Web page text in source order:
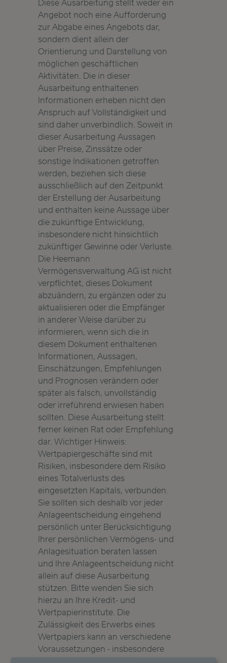
Diese Ausarbeitung stellt weder ein
Angebot noch eine Aufforderung
zur Abgabe eines Angebots dar,
sondern dient allein der
Orientierung und Darstellung von
möglichen geschäftlichen
Aktivitäten. Die in dieser
Ausarbeitung enthaltenen
Informationen erheben nicht den
Anspruch auf Vollständigkeit und
sind daher unverbindlich. Soweit in
dieser Ausarbeitung Aussagen
über Preise, Zinssätze oder
sonstige Indikationen getroffen
werden, beziehen sich diese
ausschließlich auf den Zeitpunkt
der Erstellung der Ausarbeitung
und enthalten keine Aussage über
die zukünftige Entwicklung,
insbesondere nicht hinsichtlich
zukünftiger Gewinne oder Verluste.
Die Heemann
Vermögensverwaltung AG ist nicht
verpflichtet, dieses Dokument
abzuändern, zu ergänzen oder zu
aktualisieren oder die Empfänger
in anderer Weise darüber zu
informieren, wenn sich die in
diesem Dokument enthaltenen
Informationen, Aussagen,
Einschätzungen, Empfehlungen
und Prognosen verändern oder
später als falsch, unvollständig
oder irreführend erwiesen haben
sollten. Diese Ausarbeitung stellt
ferner keinen Rat oder Empfehlung
dar. Wichtiger Hinweis:
Wertpapiergeschäfte sind mit
Risiken, insbesondere dem Risiko
eines Totalverlusts des
eingesetzten Kapitals, verbunden.
Sie sollten sich deshalb vor jeder
Anlageentscheidung eingehend
persönlich unter Berücksichtigung
Ihrer persönlichen Vermögens- und
Anlagesituation beraten lassen
und Ihre Anlageentscheidung nicht
allein auf diese Ausarbeitung
stützen. Bitte wenden Sie sich
hierzu an Ihre Kredit- und
Wertpapierinstitute. Die
Zulässigkeit des Erwerbs eines
Wertpapiers kann an verschiedene
Voraussetzungen - insbesondere